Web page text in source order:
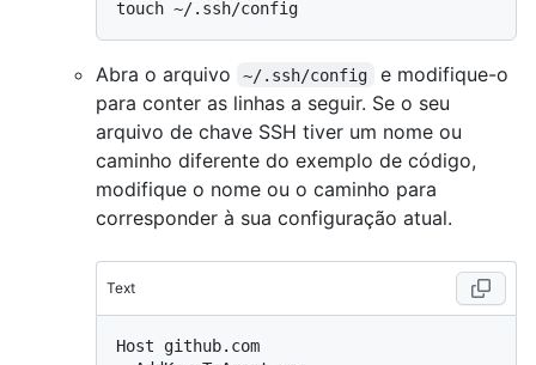
Abra o arquivo ~/.ssh/config
e modifique-o
para conter as linhas a seguir. Se o seu
arquivo de chave SSH tiver um nome ou
caminho diferente do exemplo de código,
modifique o nome ou o caminho para
corresponder à sua configuração atual.
Text
Host github.com